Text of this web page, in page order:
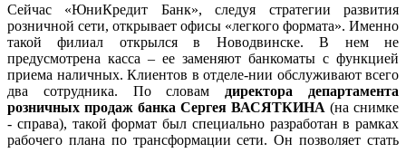
Сейчас «ЮниКредит Банк», следуя стратегии развития
розничной сети, открывает офисы «легкого формата». Именно
такой филиал открылся в Новодвинске. В нем не
предусмотрена касса – ее заменяют банкоматы с функцией
приема наличных. Клиентов в отделе-нии обслуживают всего
два сотрудника. По словам директора департамента
розничных продаж банка Сергея ВАСЯТКИНА (на снимке
- справа), такой формат был специально разработан в рамках
рабочего плана по трансформации сети. Он позволяет стать